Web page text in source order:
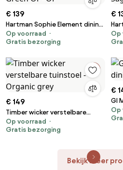
€ 139
Hartman Sophie Element dining
kuipstoel - Night Green OP=OP
Op voorraad
Gratis bezorging
€
Op
€ 149
Timber wicker verstelbare
tuinstoel - Organic grey
Op voorraad
Gratis bezorging
€
GI
Op
Bekijk meer